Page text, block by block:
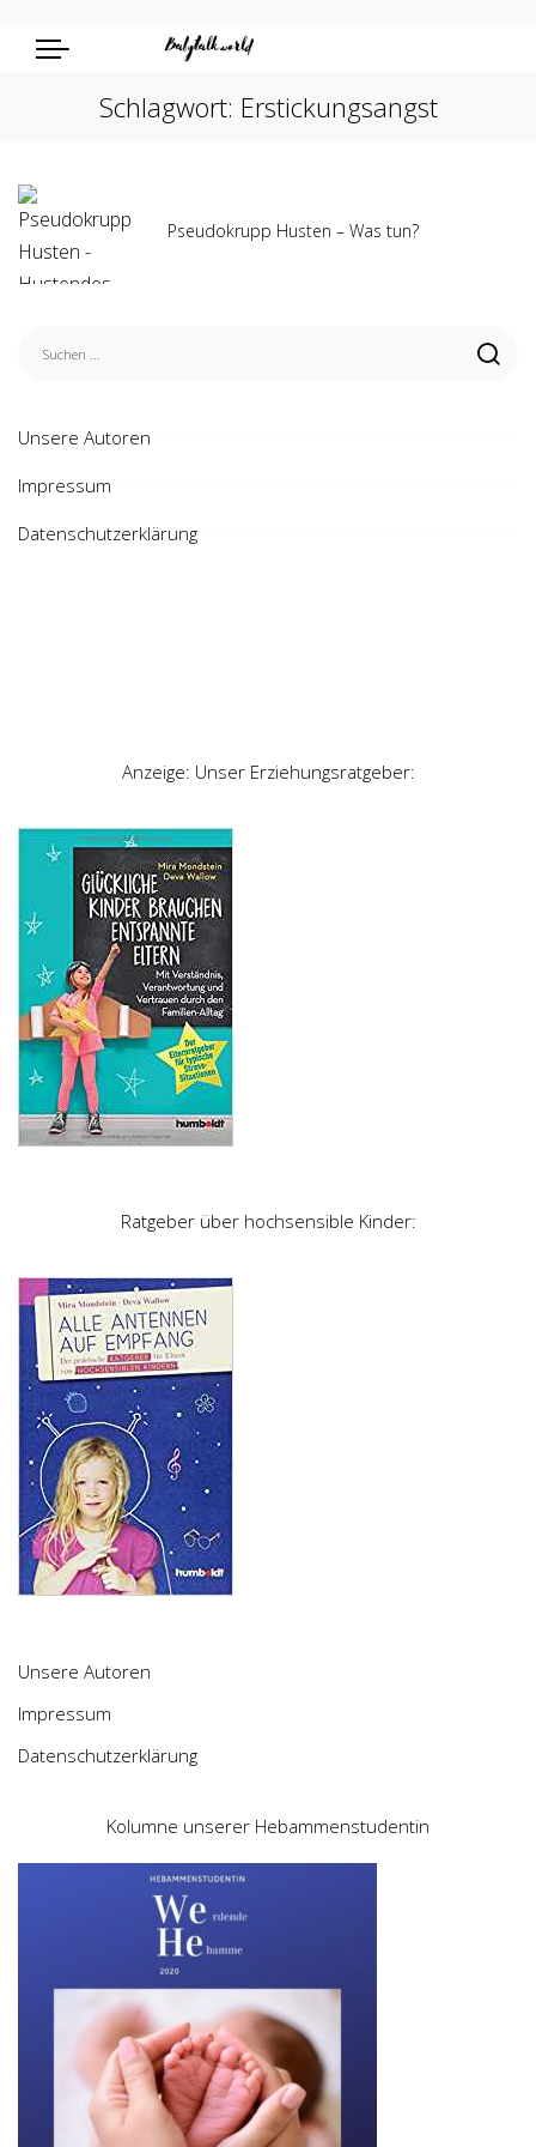
Schlagwort: Erstickungsangst
Pseudokrupp Husten – Was tun?
Unsere Autoren
Impressum
Datenschutzerklärung
Anzeige: Unser Erziehungsratgeber:
Ratgeber über hochsensible Kinder:
Unsere Autoren
Impressum
Datenschutzerklärung
Kolumne unserer Hebammenstudentin